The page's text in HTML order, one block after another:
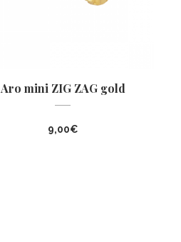
Aro mini ZIG ZAG gold
9,00€